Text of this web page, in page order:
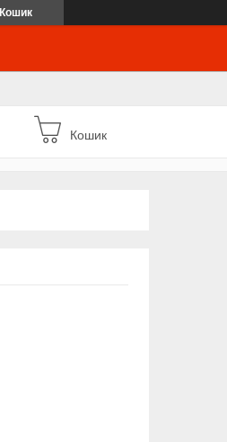
Кошик
Кошик